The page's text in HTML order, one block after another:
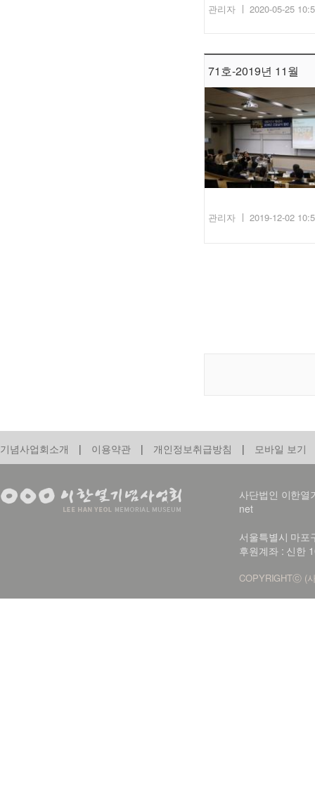
관리자 2020-05-25
71호-2019년 11월
관리자 2019-12-02
기념사업회소개 | 이용약관 | 개인정보취급방침 | 모바일 보기
사단법인 이한
net
서울특별시 마
후원계좌 : 신한
COPYRIGHTⓒ (